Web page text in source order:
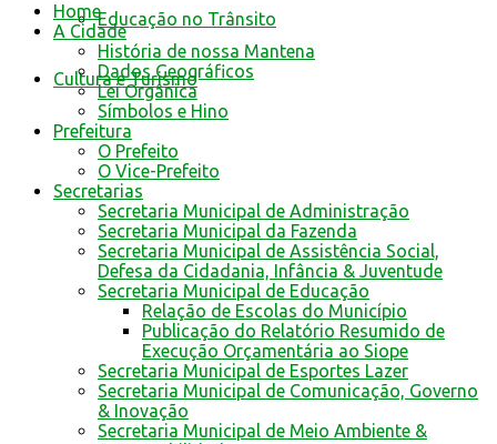
Educação no Trânsito
Cultura e Turismo
Home
A Cidade
História de nossa Mantena
Dados Geográficos
Lei Orgânica
Símbolos e Hino
Prefeitura
O Prefeito
O Vice-Prefeito
Secretarias
Secretaria Municipal de Administração
Secretaria Municipal da Fazenda
Secretaria Municipal de Assistência Social,
Defesa da Cidadania, Infância & Juventude
Secretaria Municipal de Educação
Relação de Escolas do Município
Publicação do Relatório Resumido de
Execução Orçamentária ao Siope
Secretaria Municipal de Esportes Lazer
Secretaria Municipal de Comunicação, Governo
& Inovação
Secretaria Municipal de Meio Ambiente &